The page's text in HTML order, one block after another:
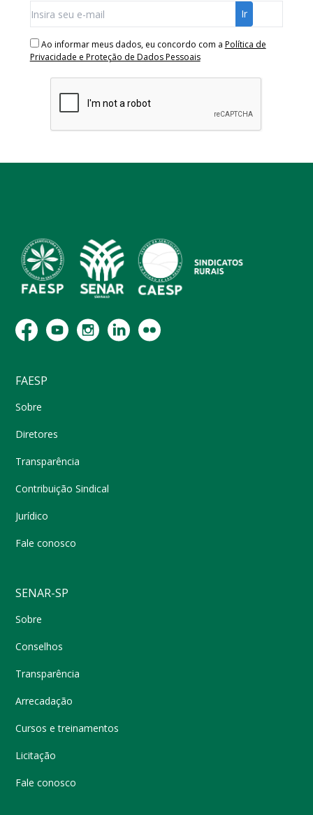
Ao informar meus dados, eu concordo com a Política de
Privacidade e Proteção de Dados Pessoais
FAESP
Sobre
Diretores
Transparência
Contribuição Sindical
Jurídico
Fale conosco
SENAR-SP
Sobre
Conselhos
Transparência
Arrecadação
Cursos e treinamentos
Licitação
Fale conosco